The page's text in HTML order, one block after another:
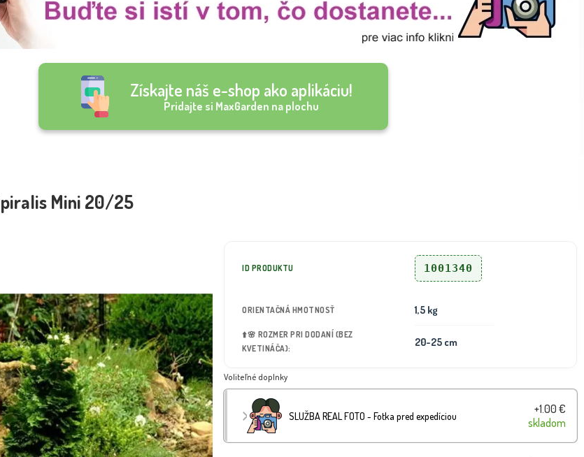
Získajte náš e-shop ako aplikáciu!
Pridajte si MaxGarden na plochu
Mini 20/25
ID PRODUKTU 1001340
ORIENTAČNÁ HMOTNOSŤ 1,5 kg
⬆️🌸 ROZMER PRI DODANÍ (BEZ
KVETINÁČA):
20-25 cm
Voliteľné doplnky
SLUŽBA REAL FOTO - Fotka pred expedíciou
+1.00 €
skladom